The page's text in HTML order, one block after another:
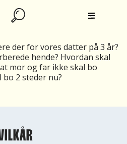
FRA MIN KÆRESTE
der for vores datter på 3 år?
hende? Hvordan skal
mor og far ikke skal bo
bo 2 steder nu?